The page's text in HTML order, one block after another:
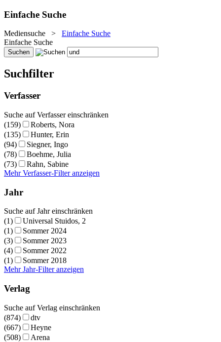
Einfache Suche
Mediensuche > Einfache Suche
Einfache Suche
Suchfilter
Verfasser
Suche auf Verfasser einschränken
(159)
Roberts, Nora
(135)
Hunter, Erin
(94)
Siegner, Ingo
(78)
Boehme, Julia
(73)
Rahn, Sabine
Mehr Verfasser-Filter anzeigen
Jahr
Suche auf Jahr einschränken
(1)
Universal Stuidos, 2
(1)
Sommer 2024
(3)
Sommer 2023
(4)
Sommer 2022
(1)
Sommer 2018
Mehr Jahr-Filter anzeigen
Verlag
Suche auf Verlag einschränken
(874)
dtv
(667)
Heyne
(508)
Arena